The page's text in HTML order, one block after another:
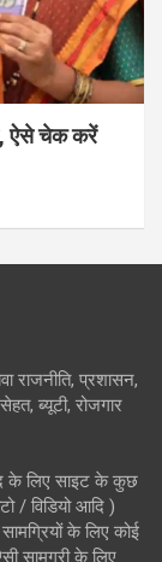
ऐसे चेक करें
राजनीति, प्रशासन,
ब्यूटी, रोजगार
के लिए साइट के कुछ
/ विडियो आदि )
के लिए कोई
सामग्री के लिए